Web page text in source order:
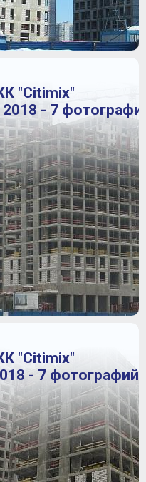
"Citimix"
- 7
"Citimix"
- 7 фотографий